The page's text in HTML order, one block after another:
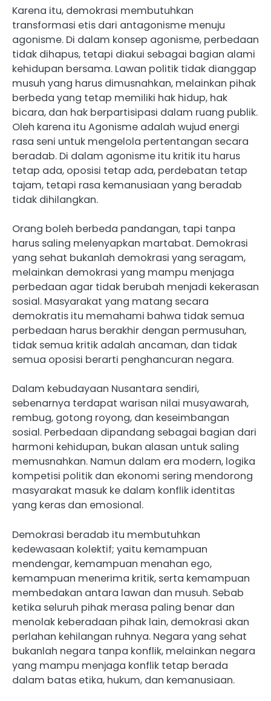
Karena itu, demokrasi membutuhkan
transformasi etis dari antagonisme menuju
agonisme. Di dalam konsep agonisme, perbedaan
tidak dihapus, tetapi diakui sebagai bagian alami
kehidupan bersama. Lawan politik tidak dianggap
musuh yang harus dimusnahkan, melainkan pihak
berbeda yang tetap memiliki hak hidup, hak
bicara, dan hak berpartisipasi dalam ruang publik.
Oleh karena itu Agonisme adalah wujud energi
rasa seni untuk mengelola pertentangan secara
beradab. Di dalam agonisme itu kritik itu harus
tetap ada, oposisi tetap ada, perdebatan tetap
tajam, tetapi rasa kemanusiaan yang beradab
tidak dihilangkan.
Orang boleh berbeda pandangan, tapi tanpa
harus saling melenyapkan martabat. Demokrasi
yang sehat bukanlah demokrasi yang seragam,
melainkan demokrasi yang mampu menjaga
perbedaan agar tidak berubah menjadi kekerasan
sosial. Masyarakat yang matang secara
demokratis itu memahami bahwa tidak semua
perbedaan harus berakhir dengan permusuhan,
tidak semua kritik adalah ancaman, dan tidak
semua oposisi berarti penghancuran negara.
Dalam kebudayaan Nusantara sendiri,
sebenarnya terdapat warisan nilai musyawarah,
rembug, gotong royong, dan keseimbangan
sosial. Perbedaan dipandang sebagai bagian dari
harmoni kehidupan, bukan alasan untuk saling
memusnahkan. Namun dalam era modern, logika
kompetisi politik dan ekonomi sering mendorong
masyarakat masuk ke dalam konflik identitas
yang keras dan emosional.
Demokrasi beradab itu membutuhkan
kedewasaan kolektif; yaitu kemampuan
mendengar, kemampuan menahan ego,
kemampuan menerima kritik, serta kemampuan
membedakan antara lawan dan musuh. Sebab
ketika seluruh pihak merasa paling benar dan
menolak keberadaan pihak lain, demokrasi akan
perlahan kehilangan ruhnya. Negara yang sehat
bukanlah negara tanpa konflik, melainkan negara
yang mampu menjaga konflik tetap berada
dalam batas etika, hukum, dan kemanusiaan.